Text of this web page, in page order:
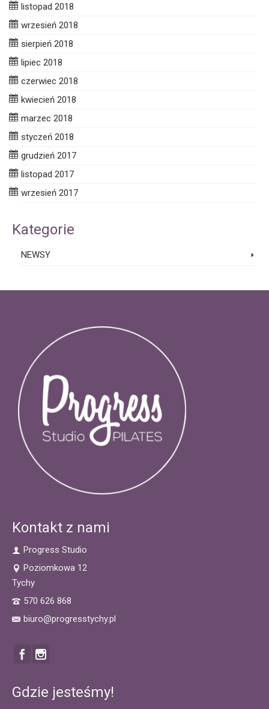
listopad 2018
wrzesień 2018
sierpień 2018
lipiec 2018
czerwiec 2018
kwiecień 2018
marzec 2018
styczeń 2018
grudzień 2017
listopad 2017
wrzesień 2017
Kategorie
NEWSY
Kontakt z nami
Progress Studio
Poziomkowa 12
Tychy
570 626 868
biuro@progresstychy.pl
Gdzie jesteśmy!